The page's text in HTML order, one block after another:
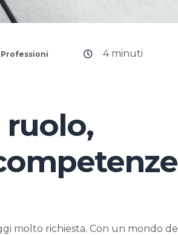
Professioni 4 minuti
ruolo,
molto richiesta. Con un mondo del